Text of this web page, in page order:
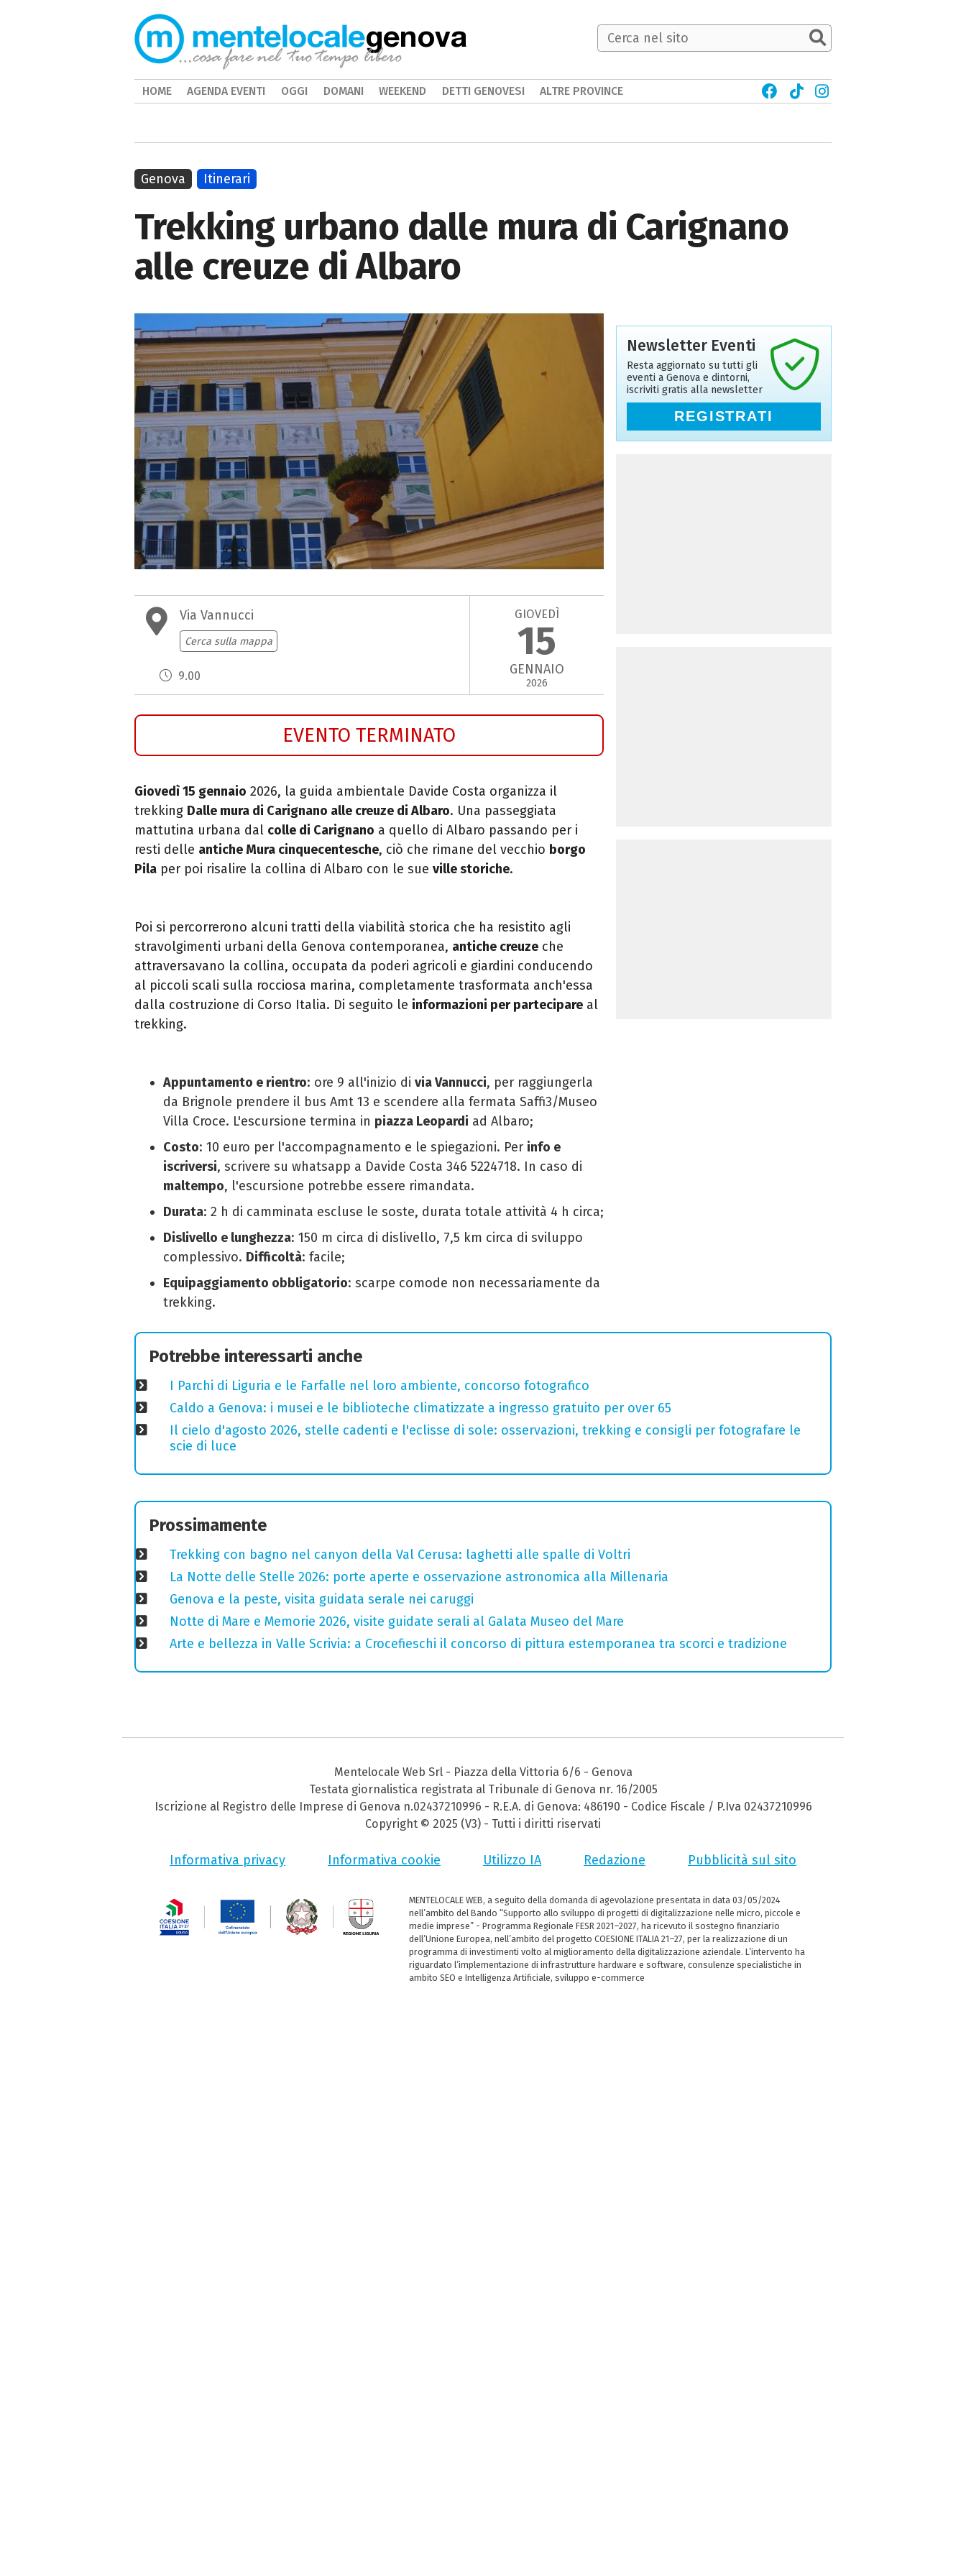
Trekking urbano dalle mura di Carignano
alle creuze di Albaro
Via Vannucci
Cerca sulla mappa
9.00
GIOVEDÌ
15
GENNAIO
2026
EVENTO TERMINATO
Giovedì 15 gennaio 2026, la guida ambientale Davide Costa organizza il
trekking Dalle mura di Carignano alle creuze di Albaro. Una passeggiata
mattutina urbana dal colle di Carignano a quello di Albaro passando per i
resti delle antiche Mura cinquecentesche, ciò che rimane del vecchio borgo
Pila per poi risalire la collina di Albaro con le sue ville storiche.
Poi si percorrerono alcuni tratti della viabilità storica che ha resistito agli
stravolgimenti urbani della Genova contemporanea, antiche creuze che
attraversavano la collina, occupata da poderi agricoli e giardini conducendo
al piccoli scali sulla rocciosa marina, completamente trasformata anch'essa
dalla costruzione di Corso Italia. Di seguito le informazioni per partecipare al
trekking.
Appuntamento e rientro: ore 9 all'inizio di via Vannucci, per raggiungerla
da Brignole prendere il bus Amt 13 e scendere alla fermata Saffi3/Museo
Villa Croce. L'escursione termina in piazza Leopardi ad Albaro;
Costo: 10 euro per l'accompagnamento e le spiegazioni. Per info e
iscriversi, scrivere su whatsapp a Davide Costa 346 5224718. In caso di
maltempo, l'escursione potrebbe essere rimandata.
Durata: 2 h di camminata escluse le soste, durata totale attività 4 h circa;
Dislivello e lunghezza: 150 m circa di dislivello, 7,5 km circa di sviluppo
complessivo. Difficoltà: facile;
Equipaggiamento obbligatorio: scarpe comode non necessariamente da
trekking.
Genova Itinerari
Newsletter Eventi
Resta aggiornato su tutti gli
eventi a Genova e dintorni,
iscriviti gratis alla newsletter
REGISTRATI
Potrebbe interessarti anche
I Parchi di Liguria e le Farfalle nel loro ambiente, concorso fotografico
Caldo a Genova: i musei e le biblioteche climatizzate a ingresso gratuito per over 65
Il cielo d'agosto 2026, stelle cadenti e l'eclisse di sole: osservazioni, trekking e consigli per fotografare le
scie di luce
Prossimamente
Trekking con bagno nel canyon della Val Cerusa: laghetti alle spalle di Voltri
La Notte delle Stelle 2026: porte aperte e osservazione astronomica alla Millenaria
Genova e la peste, visita guidata serale nei caruggi
Notte di Mare e Memorie 2026, visite guidate serali al Galata Museo del Mare
Arte e bellezza in Valle Scrivia: a Crocefieschi il concorso di pittura estemporanea tra scorci e tradizione
genova
HOME AGENDA EVENTI OGGI DOMANI WEEKEND DETTI GENOVESI ALTRE PROVINCE
Mentelocale Web Srl - Piazza della Vittoria 6/6 - Genova
Testata giornalistica registrata al Tribunale di Genova nr. 16/2005
Iscrizione al Registro delle Imprese di Genova n.02437210996 - R.E.A. di Genova: 486190 - Codice Fiscale / P.Iva 02437210996
Copyright © 2025 (V3) - Tutti i diritti riservati
Informativa privacy Informativa cookie Utilizzo IA Redazione Pubblicità sul sito
MENTELOCALE WEB, a seguito della domanda di agevolazione presentata in data 03/05/2024
nell’ambito del Bando “Supporto allo sviluppo di progetti di digitalizzazione nelle micro, piccole e
medie imprese” - Programma Regionale FESR 2021–2027, ha ricevuto il sostegno finanziario
dell’Unione Europea, nell’ambito del progetto COESIONE ITALIA 21–27, per la realizzazione di un
programma di investimenti volto al miglioramento della digitalizzazione aziendale. L’intervento ha
riguardato l’implementazione di infrastrutture hardware e software, consulenze specialistiche in
ambito SEO e Intelligenza Artificiale, sviluppo e-commerce